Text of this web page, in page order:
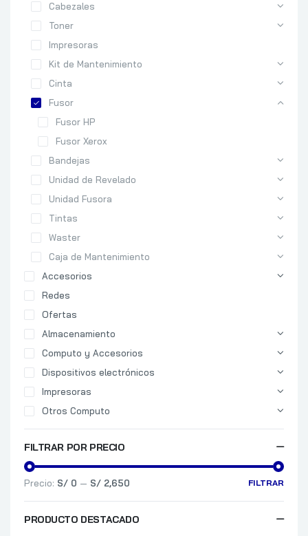
Cabezales
Toner
Impresoras
Kit de Mantenimiento
Cinta
Fusor
Fusor HP
Fusor Xerox
Bandejas
Unidad de Revelado
Unidad Fusora
Tintas
Waster
Caja de Mantenimiento
Accesorios
Redes
Ofertas
Almacenamiento
Computo y Accesorios
Dispositivos electrónicos
Impresoras
Otros Computo
FILTRAR POR PRECIO
FILTRAR
Precio: S/ 0 — S/ 2,650
PRODUCTO DESTACADO